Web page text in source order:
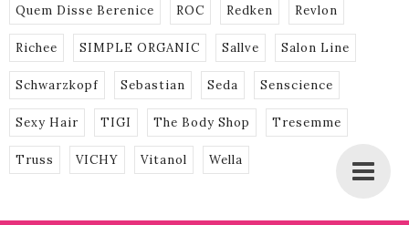
Quem Disse Berenice ROC Redken Revlon
Richee SIMPLE ORGANIC Sallve Salon Line
Schwarzkopf Sebastian Seda Senscience
Sexy Hair TIGI The Body Shop Tresemme
Truss VICHY Vitanol Wella